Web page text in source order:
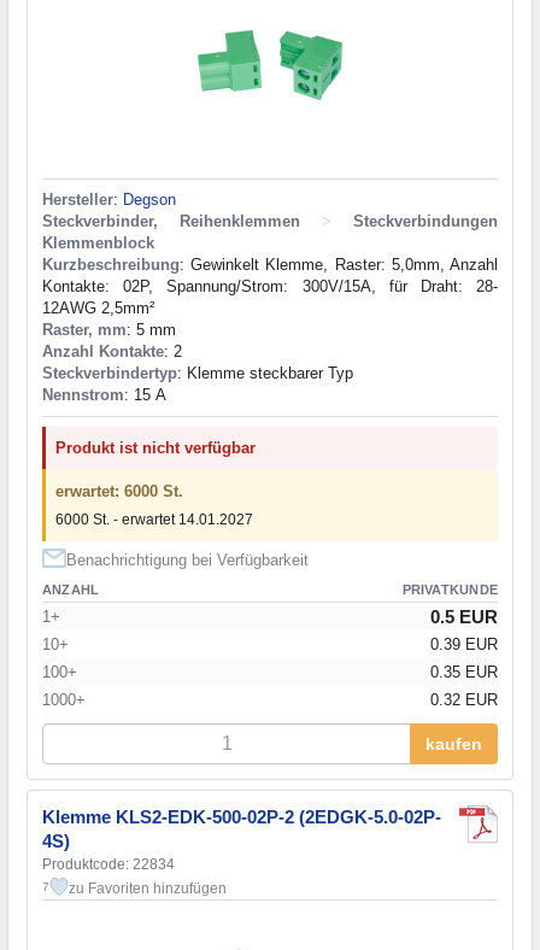
Hersteller: Degson
Steckverbinder, Reihenklemmen
>
Steckverbindungen
Klemmenblock
Kurzbeschreibung: Gewinkelt Klemme, Raster: 5,0mm, Anzahl
Kontakte: 02P, Spannung/Strom: 300V/15A, für Draht: 28-
12AWG 2,5mm²
Raster, mm: 5 mm
Anzahl Kontakte: 2
Steckverbindertyp: Klemme steckbarer Typ
Nennstrom: 15 А
Produkt ist nicht verfügbar
erwartet: 6000 St.
6000 St. - erwartet 14.01.2027
Benachrichtigung bei Verfügbarkeit
ANZAHL PRIVATKUNDE
1+ 0.5 EUR
10+
0.39 EUR
100+
0.35 EUR
1000+
0.32 EUR
kaufen
Klemme KLS2-EDK-500-02P-2 (2EDGK-5.0-02P-
4S)
Produktcode: 22834
7 zu Favoriten hinzufügen